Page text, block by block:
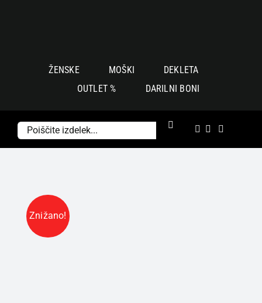
ŽENSKE MOŠKI
DEKLETA
OUTLET %
DARILNI BONI
Znižano!